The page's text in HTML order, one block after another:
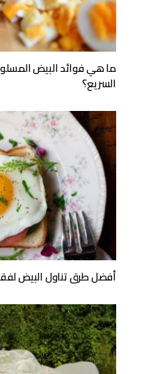
ما هي فوائد البيض
السريع؟
أفضل طرق تناول البيض